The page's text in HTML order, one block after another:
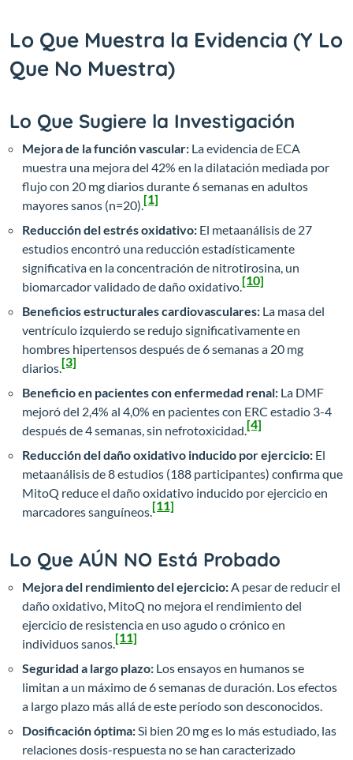
Lo Que Muestra la Evidencia (Y Lo
Que No Muestra)
Lo Que Sugiere la Investigación
Mejora de la función vascular: La evidencia de ECA
muestra una mejora del 42% en la dilatación mediada por
flujo con 20 mg diarios durante 6 semanas en adultos
mayores sanos (n=20).[1]
Reducción del estrés oxidativo: El metaanálisis de 27
estudios encontró una reducción estadísticamente
significativa en la concentración de nitrotirosina, un
biomarcador validado de daño oxidativo.[10]
Beneficios estructurales cardiovasculares: La masa del
ventrículo izquierdo se redujo significativamente en
hombres hipertensos después de 6 semanas a 20 mg
diarios.[3]
Beneficio en pacientes con enfermedad renal: La DMF
mejoró del 2,4% al 4,0% en pacientes con ERC estadio 3-4
después de 4 semanas, sin nefrotoxicidad.[4]
Reducción del daño oxidativo inducido por ejercicio: El
metaanálisis de 8 estudios (188 participantes) confirma que
MitoQ reduce el daño oxidativo inducido por ejercicio en
marcadores sanguíneos.[11]
Lo Que AÚN NO Está Probado
Mejora del rendimiento del ejercicio:A pesar de reducir el
daño oxidativo, MitoQ no mejora el rendimiento del
ejercicio de resistencia en uso agudo o crónico en
individuos sanos.[11]
Seguridad a largo plazo: Los ensayos en humanos se
limitan a un máximo de 6 semanas de duración. Los efectos
a largo plazo más allá de este período son desconocidos.
Dosificación óptima:Si bien 20 mg es lo más estudiado, las
relaciones dosis-respuesta no se han caracterizado